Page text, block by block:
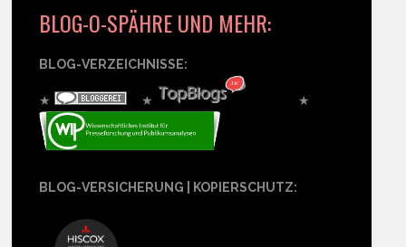
BLOG-O-SPÄHRE UND MEHR:
BLOG-VERZEICHNISSE:
★ ★ ★
BLOG-VERSICHERUNG | KOPIERSCHUTZ: